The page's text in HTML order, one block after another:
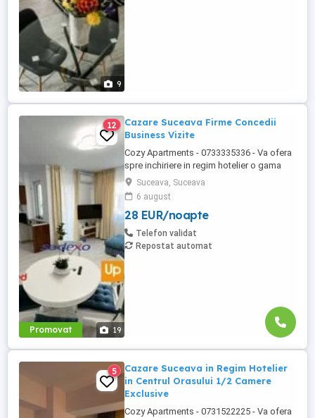
9
Promovat 19
12
Cazare Suceava Firme Concedii
Business Vizite
Cozy Apartments - 0733335336 - Va ofera
spre inchiriere in regim hotelier o gama
variata de apartamente si garsoniere
situate in puncte cheie ale orasului
Suceava: Bulevardul George Enescu.
Kaufland George Enescu In centrul
Orasului pe Esplanada langa McDonald's.
Zamca Bulevardul 1 Mai Obcini Bulevardul
Suceava, Suceava
6 august
28 EUR/noapte
Telefon validat
Repostat automat
5
Cazare Suceava in Regim Hotelier
in Centrul Orasului 1/2 Camere
Exclusive
Cozy Apartments - 0731522225 - Va ofera